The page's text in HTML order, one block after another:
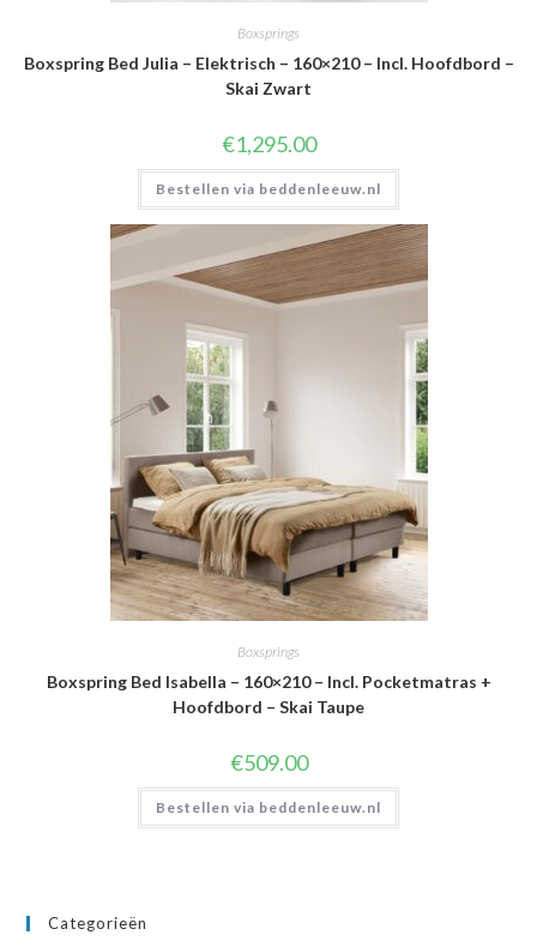
Boxsprings
Boxspring Bed Julia – Elektrisch – 160×210 – Incl. Hoofdbord –
Skai Zwart
€1,295.00
Bestellen via beddenleeuw.nl
Boxsprings
Boxspring Bed Isabella – 160×210 – Incl. Pocketmatras +
Hoofdbord – Skai Taupe
€509.00
Bestellen via beddenleeuw.nl
Categorieën